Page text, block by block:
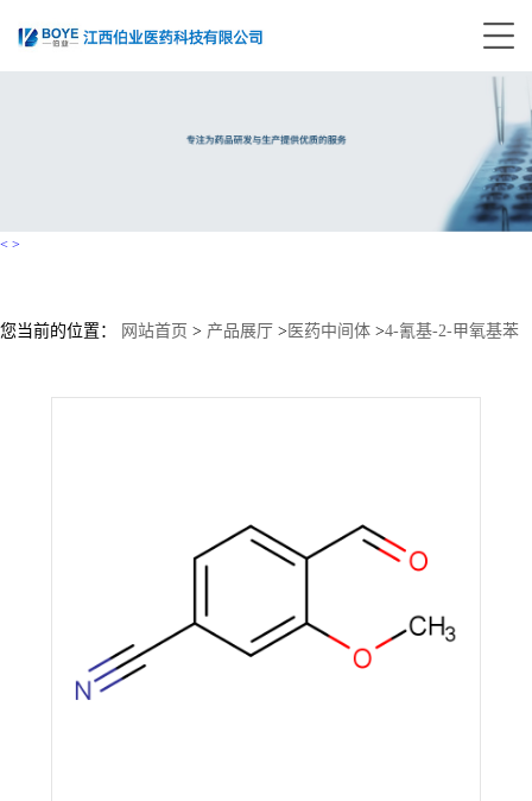
< >
您当前的位置： 网站首页 > 产品展厅 > 医药中间体 >4-氰基-2-甲氧基苯